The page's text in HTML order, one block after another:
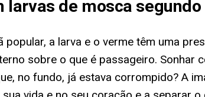
larvas de mosca
popular, a larva e o verme têm uma
sobre o que é passageiro.
no fundo, já estava corrompido? A